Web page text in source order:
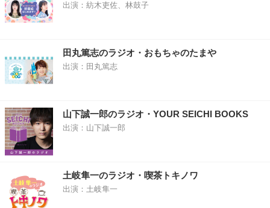
出演：紡木吏佐、林鼓子
田丸篤志のラジオ・おもちゃのたまや
出演：田丸篤志
山下誠一郎のラジオ・YOUR SEICHI BOOKS
出演：山下誠一郎
土岐隼一のラジオ・喫茶トキノワ
出演：土岐隼一